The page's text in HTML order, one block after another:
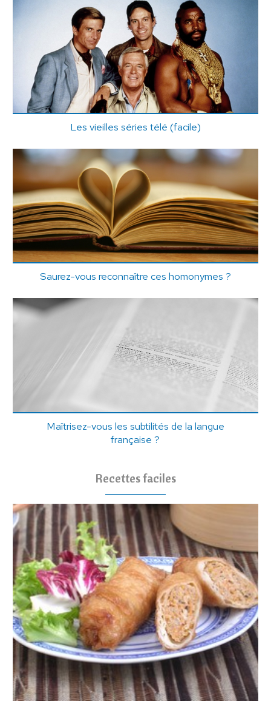
Les vieilles séries télé (facile)
Saurez-vous reconnaître ces homonymes ?
Maîtrisez-vous les subtilités de la langue
française ?
Recettes faciles